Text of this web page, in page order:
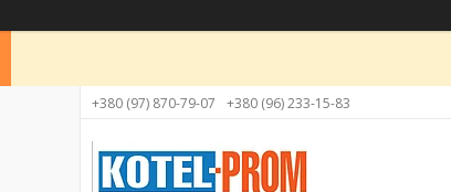
+380 (97) 870-79-07 +380 (96) 233-15-83